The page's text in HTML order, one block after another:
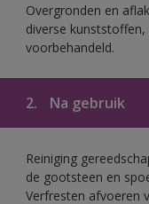
Overgronden en
diverse
voorbehandeld.
2. Na gebruik
Reiniging
de gootsteen en
Verfresten afvoeren